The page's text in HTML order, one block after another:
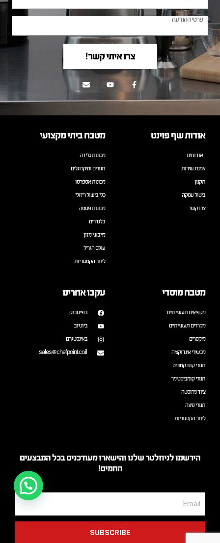
צרו איתי קשר!
אודות שף פוינט
אודותינו
אמנת שירות
תקנון
ביטול עסקה
צרו קשר
מטבח ביתי מקצועי
מכונות גלידה
תנורים ומיקרוגלים
מכונות אספרסו
כלי בישול ריזולי
מכונות פסטה
בלנדרים
מייבשי מזון
עולם הגריל
ליתר הקטגוריות
מטבח מוסדי
מקפיאים תעשייתיים
מקררים תעשייתיים
מיקסרים
מכשירי אינדוקציה
תנורי קונבקטומט
תנורי קומביסטימר
ציוד נירוסטה
תנורי פיצה
ליתר הקטגוריות
עקבו אחרינו
בפייסבוק
ביוטיוב
באינסטגרם
sales@chefpoint.co.il
הירשמו לניוזלטר שלנו והישארו מעודכנים בכל המבצעים
החמים!
SUBSCRIBE